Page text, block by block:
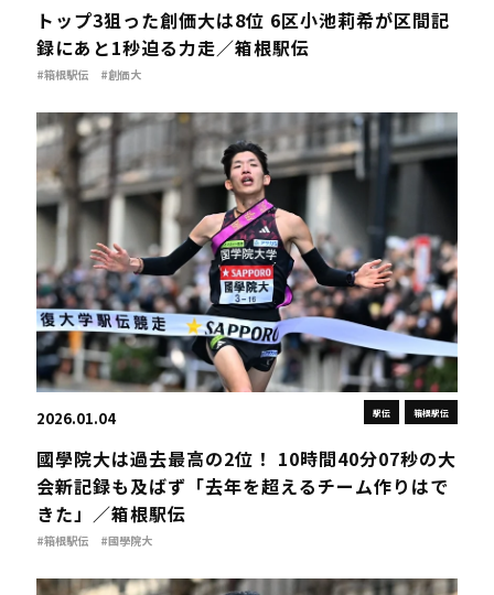
トップ3狙った創価大は8位 6区小池莉希が区間記
録にあと1秒迫る力走／箱根駅伝
#箱根駅伝 #創価大
駅伝 箱根駅伝
2026.01.04
國學院大は過去最高の2位！ 10時間40分07秒の大
会新記録も及ばず「去年を超えるチーム作りはで
きた」／箱根駅伝
#箱根駅伝 #國學院大